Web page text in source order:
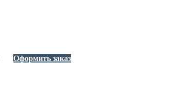
Оформить заказ